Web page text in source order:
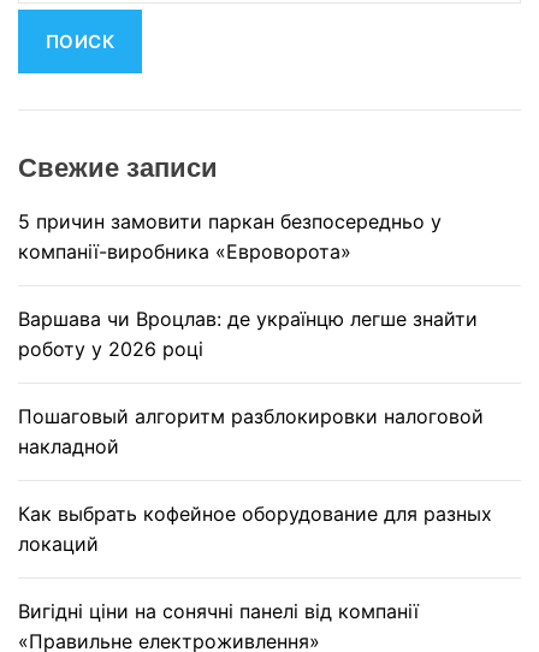
й
и
:
Свежие записи
5 причин замовити паркан безпосередньо у
компанії-виробника «Евроворота»
Варшава чи Вроцлав: де українцю легше знайти
роботу у 2026 році
Пошаговый алгоритм разблокировки налоговой
накладной
Как выбрать кофейное оборудование для разных
локаций
Вигідні ціни на сонячні панелі від компанії
«Правильне електроживлення»